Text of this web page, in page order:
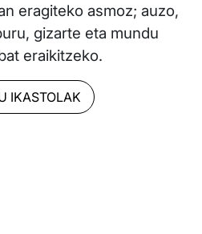
eragiteko asmoz; auzo,
gizarte eta mundu
eraikitzeko.
IKASTOLAK